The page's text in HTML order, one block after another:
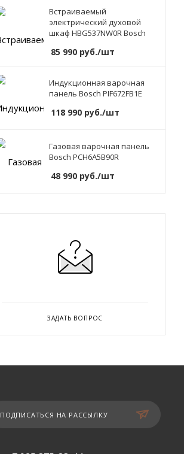
Встраиваемый
электрический духовой
шкаф HBG537NW0R Bosch
85 990 руб./шт
Индукционная варочная
панель Bosch PIF672FB1E
118 990 руб./шт
Газовая варочная панель
Bosch PCH6A5B90R
48 990 руб./шт
ЗАДАТЬ ВОПРОС
ПОДПИСАТЬСЯ НА РАССЫЛКУ